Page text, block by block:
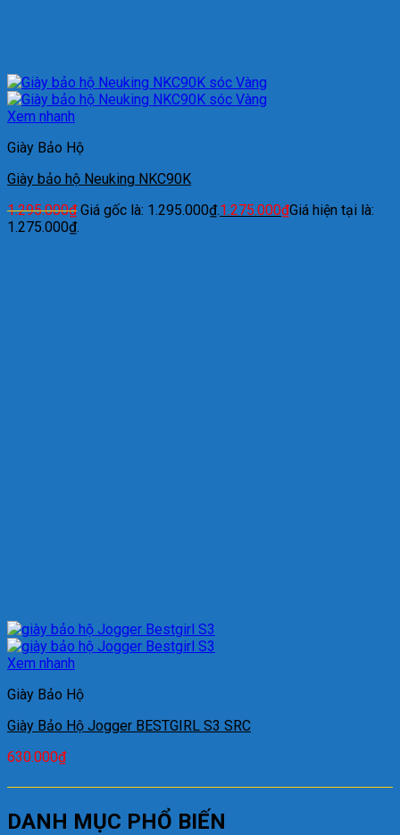
Xem nhanh
Giày Bảo Hộ
Giày bảo hộ Neuking NKC90K
1.295.000₫ Giá gốc là: 1.295.000₫.1.275.000₫Giá hiện tại là:
1.275.000₫.
Xem nhanh
Giày Bảo Hộ
Giày Bảo Hộ Jogger BESTGIRL S3 SRC
630.000₫
DANH MỤC PHỔ BIẾN